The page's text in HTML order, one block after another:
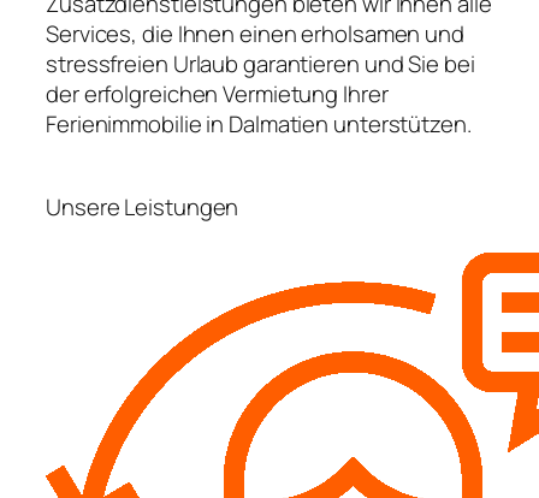
Services, die Ihnen einen erholsamen und
stressfreien Urlaub garantieren und Sie bei
der erfolgreichen Vermietung Ihrer
Ferienimmobilie in Dalmatien unterstützen.
Unsere Leistungen